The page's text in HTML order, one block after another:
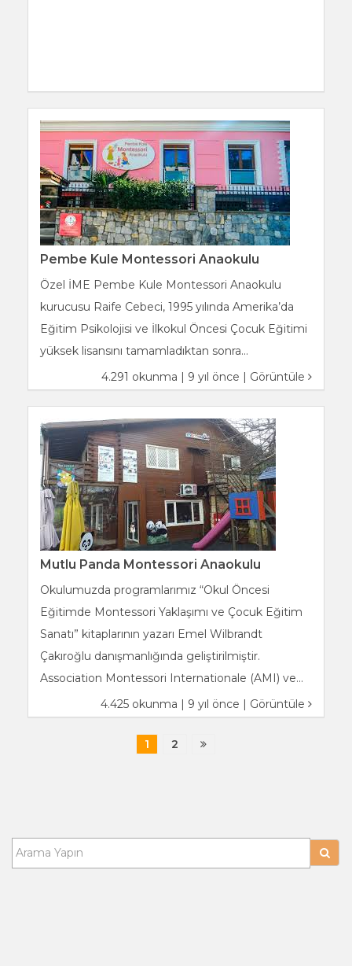
Pembe Kule Montessori Anaokulu
Özel İME Pembe Kule Montessori Anaokulu
kurucusu Raife Cebeci, 1995 yılında Amerika’da
Eğitim Psikolojisi ve İlkokul Öncesi Çocuk Eğitimi
yüksek lisansını tamamladıktan sonra...
4.291 okunma | 9 yıl önce | Görüntüle
Mutlu Panda Montessori Anaokulu
Okulumuzda programlarımız “Okul Öncesi
Eğitimde Montessori Yaklaşımı ve Çocuk Eğitim
Sanatı” kitaplarının yazarı Emel Wilbrandt
Çakıroğlu danışmanlığında geliştirilmiştir.
Association Montessori Internationale (AMI) ve...
4.425 okunma | 9 yıl önce | Görüntüle
1 2